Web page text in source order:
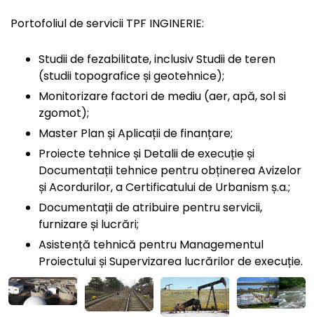
Portofoliul de servicii TPF INGINERIE:
Studii de fezabilitate, inclusiv Studii de teren
(studii topografice și geotehnice);
Monitorizare factori de mediu (aer, apă, sol si
zgomot);
Master Plan și Aplicații de finanțare;
Proiecte tehnice și Detalii de execuție și
Documentații tehnice pentru obținerea Avizelor
și Acordurilor, a Certificatului de Urbanism ș.a.;
Documentații de atribuire pentru servicii,
furnizare și lucrări;
Asistență tehnică pentru Managementul
Proiectului și Supervizarea lucrărilor de execuție.